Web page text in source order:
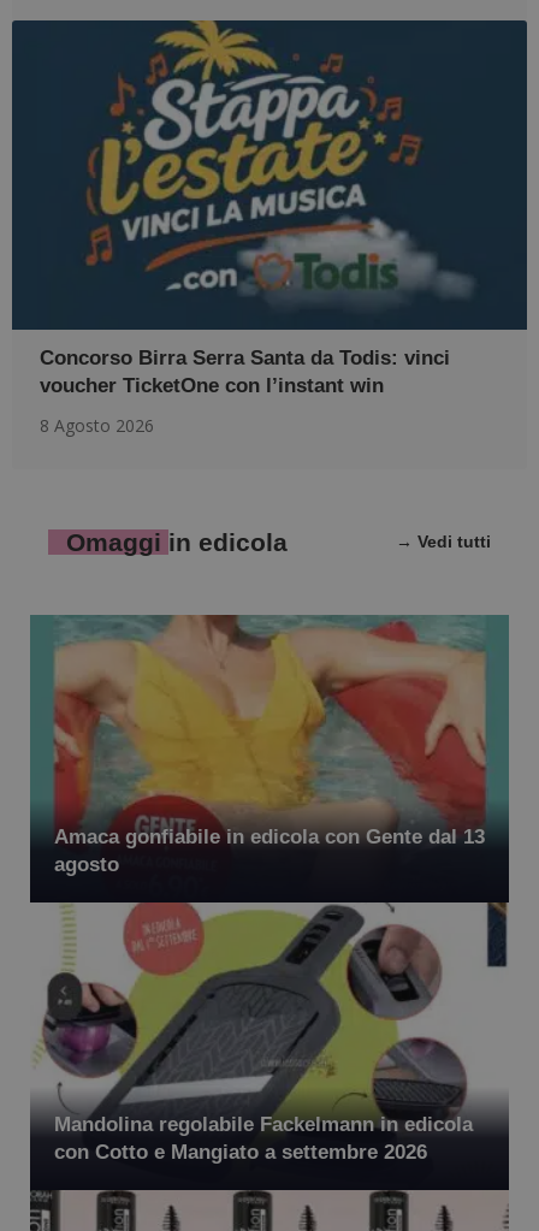
Concorso Birra Serra Santa da Todis: vinci
voucher TicketOne con l’instant win
8 Agosto 2026
Omaggi in edicola → Vedi tutti
Amaca gonfiabile in edicola con Gente dal 13
agosto
Mandolina regolabile Fackelmann in edicola
con Cotto e Mangiato a settembre 2026